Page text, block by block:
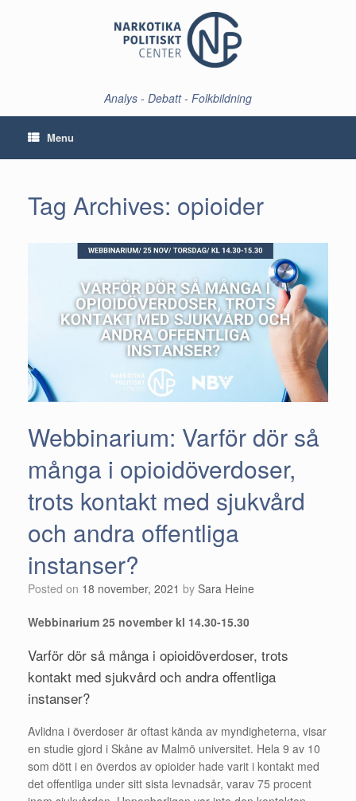
Analys - Debatt - Folkbildning
Menu
Tag Archives: opioider
Webbinarium: Varför dör så
många i opioidöverdoser,
trots kontakt med sjukvård
och andra offentliga
instanser?
Posted on 18 november, 2021 by Sara Heine
Webbinarium 25 november kl 14.30-15.30
Varför dör så många i opioidöverdoser, trots
kontakt med sjukvård och andra offentliga
instanser?
Avlidna i överdoser är oftast kända av myndigheterna, visar
en studie gjord i Skåne av Malmö universitet. Hela 9 av 10
som dött i en överdos av opioider hade varit i kontakt med
det offentliga under sitt sista levnadsår, varav 75 procent